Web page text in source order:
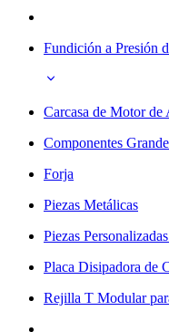
Fundición a Presión
Carcasa de Motor
Componentes
Forja
Piezas Metálicas
Piezas
Placa Disipadora de
Rejilla T Modular